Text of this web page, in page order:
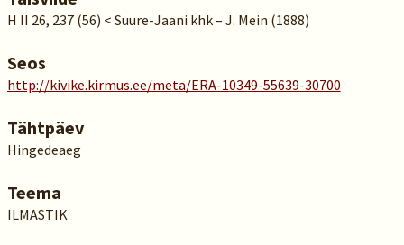
H II 26, 237 (56) < Suure-Jaani khk – J. Mein (1888)
Seos
http://kivike.kirmus.ee/meta/ERA-10349-55639-30700
Tähtpäev
Hingedeaeg
Teema
ILMASTIK